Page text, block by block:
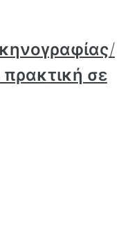
πρακτική σε